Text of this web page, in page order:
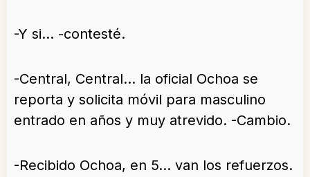
-Y si… -contesté.
-Central, Central… la oficial Ochoa se
reporta y solicita móvil para masculino
entrado en años y muy atrevido. -Cambio.
-Recibido Ochoa, en 5… van los refuerzos.